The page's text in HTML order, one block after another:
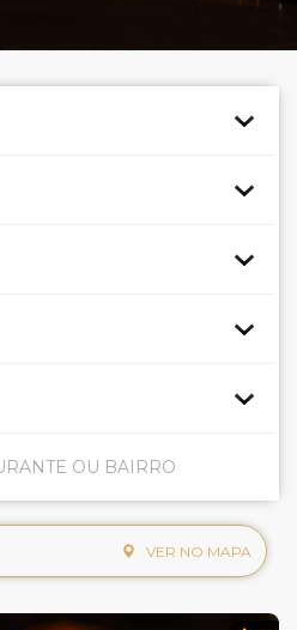
VER NO MAPA